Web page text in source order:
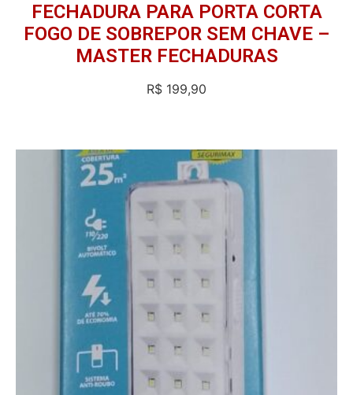
FECHADURA PARA PORTA CORTA
FOGO DE SOBREPOR SEM CHAVE –
MASTER FECHADURAS
R$ 199,90